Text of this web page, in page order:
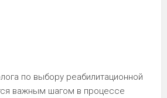
по выбору реабилитационной
важным шагом в процессе